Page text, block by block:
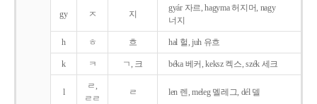
gy ㅈ 지
gyár 자르, hagyma 허지머, nagy
너지
h ㅎ 흐 hal 헐, juh 유흐
k ㅋ ㄱ, 크 béka 베커, keksz 켁스, szék 세크
l
ㄹ,
ㄹㄹ
ㄹ len 렌, meleg 멜레그, dél 델